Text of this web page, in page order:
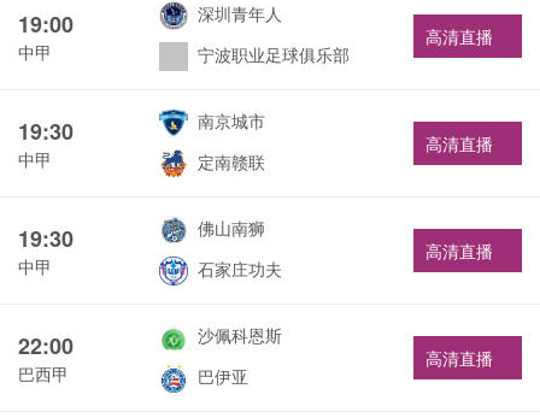
19:00
中甲
深圳青年人
宁波职业足球俱乐部
高清直播
19:30
中甲
南京城市
定南赣联
高清直播
19:30
中甲
佛山南狮
石家庄功夫
高清直播
22:00
巴西甲
沙佩科恩斯
巴伊亚
高清直播